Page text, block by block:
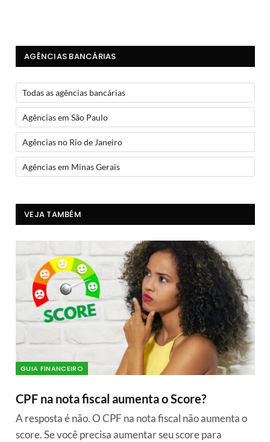
AGÊNCIAS BANCÁRIAS
Todas as agências bancárias
Agências em São Paulo
Agências no Rio de Janeiro
Agências em Minas Gerais
VEJA TAMBÉM
GUIA FINANCEIRO
CPF na nota fiscal aumenta o Score?
A resposta é não. O CPF na nota fiscal não aumenta o
score. Se você precisa aumentar seu score para